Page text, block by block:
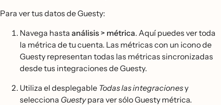
Para ver tus datos de Guesty:
Navega hasta análisis > métrica. Aquí puedes ver toda
la métrica de tu cuenta. Las métricas con un icono de
Guesty representan todas las métricas sincronizadas
desde tus integraciones de Guesty.
Utiliza el desplegable Todas las integracionesy
selecciona Guestypara ver sólo Guesty métrica.